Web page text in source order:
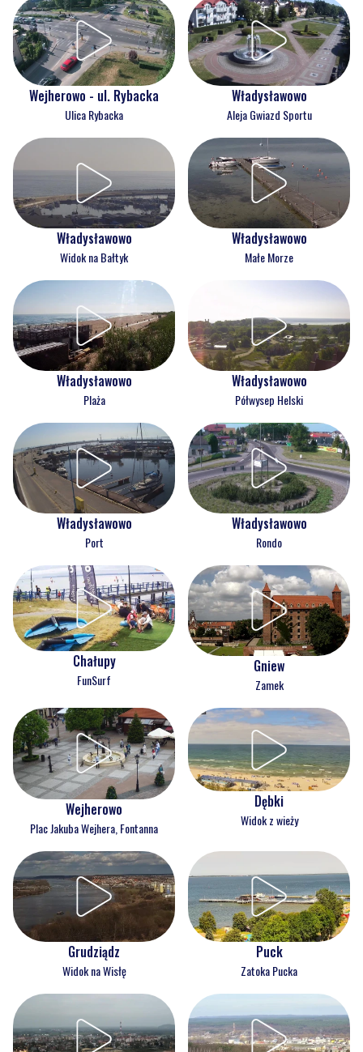
Wejherowo - ul. Rybacka
Ulica Rybacka
Władysławowo
Aleja Gwiazd Sportu
Władysławowo
Widok na Bałtyk
Władysławowo
Małe Morze
Władysławowo
Plaża
Władysławowo
Półwysep Helski
Władysławowo
Port
Władysławowo
Rondo
Chałupy
FunSurf
Gniew
Zamek
Wejherowo
Plac Jakuba Wejhera, Fontanna
Dębki
Widok z wieży
Grudziądz
Widok na Wisłę
Puck
Zatoka Pucka